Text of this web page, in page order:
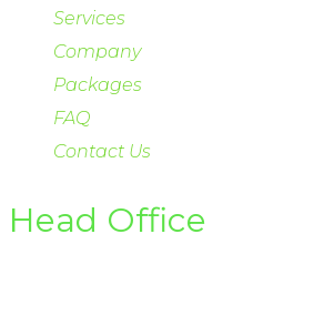
Services
Company
Packages
FAQ
Contact Us
Head Office